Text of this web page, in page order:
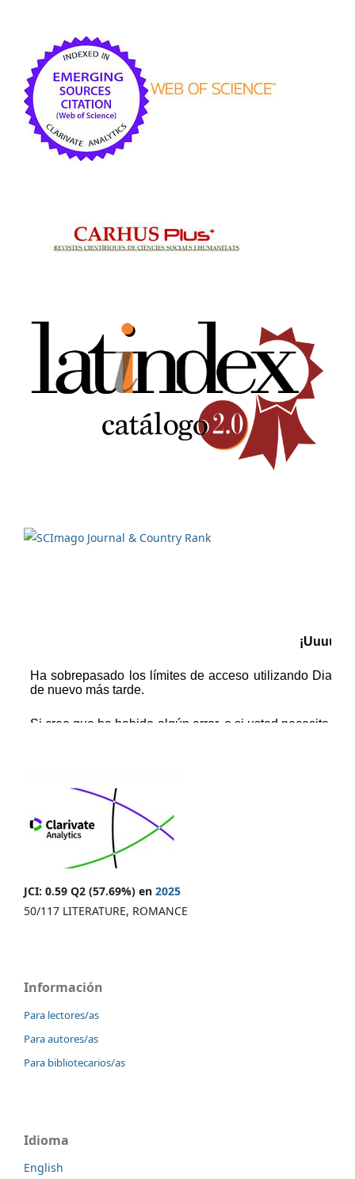
JCI: 0.59 Q2 (57.69%) en 2025
50/117 LITERATURE, ROMANCE
Información
Para lectores/as
Para autores/as
Para bibliotecarios/as
Idioma
English